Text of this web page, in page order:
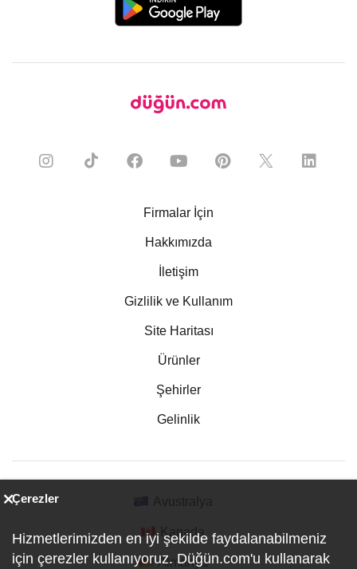
Firmalar İçin
Hakkımızda
İletişim
Gizlilik ve Kullanım
Site Haritası
Ürünler
Şehirler
Gelinlik
Kanada
Almanya
Çerezler
Hizmetlerimizden en iyi şekilde faydalanabilmeniz
için çerezler kullanıyoruz. Düğün.com'u kullanarak